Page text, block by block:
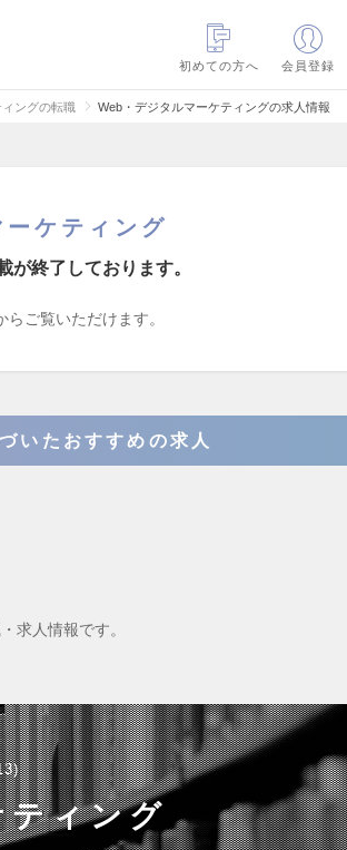
初めての方へ
会員登録
ングの転職 Web・デジタルマーケティングの求人情報
ケティング
が終了しております。
らご覧いただけます。
いたおすすめの求人
求人情報です。
ィング